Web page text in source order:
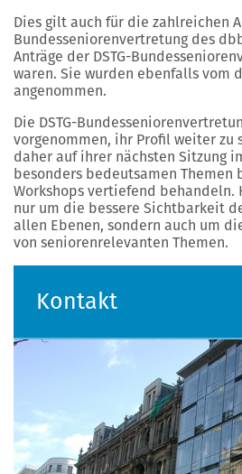
Dies gilt auch für die zahlreichen
Bundesseniorenvertretung des
Anträge der DSTG-
waren. Sie wurden ebenfalls vom
angenommen.
Die DSTG-
vorgenommen, ihr Profil weiter zu
daher auf ihrer nächsten Sitzung
besonders bedeutsamen Themen
Workshops vertiefend behandeln.
nur um die bessere Sichtbarkeit
allen Ebenen, sondern auch um
von seniorenrelevanten Themen.
Kontakt